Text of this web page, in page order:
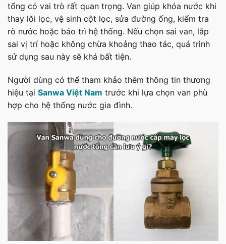
tổng có vai trò rất quan trọng. Van giúp khóa nước khi
thay lõi lọc, vệ sinh cột lọc, sửa đường ống, kiểm tra
rò nước hoặc bảo trì hệ thống. Nếu chọn sai van, lắp
sai vị trí hoặc không chừa khoảng thao tác, quá trình
sử dụng sau này sẽ khá bất tiện.
Người dùng có thể tham khảo thêm thông tin thương
hiệu tại Sanwa Việt Nam trước khi lựa chọn van phù
hợp cho hệ thống nước gia đình.